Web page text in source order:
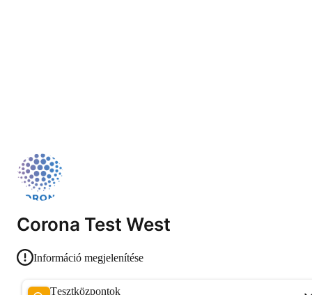
Corona Test West
Információ megjelenítése
Tesztközpontok